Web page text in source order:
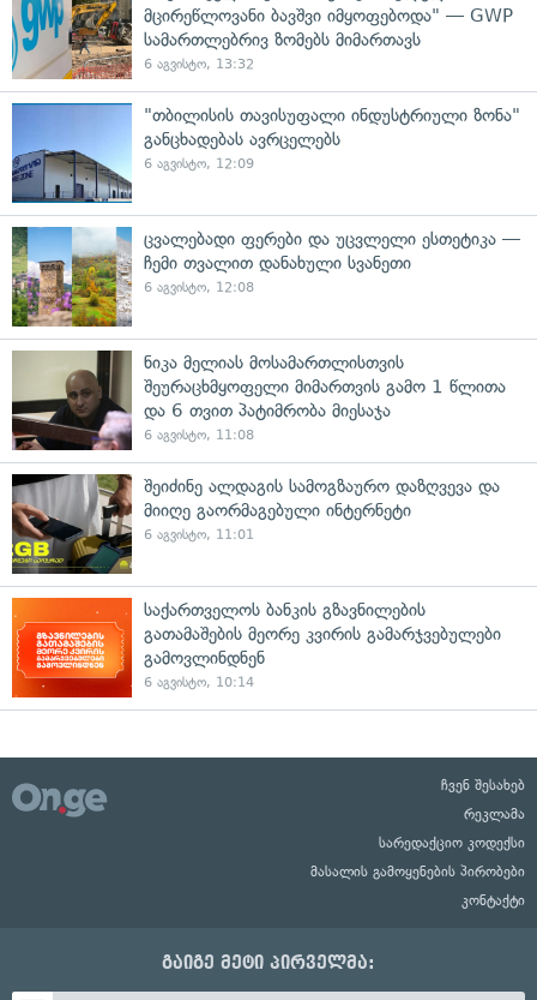
მცირეწლოვანი ბავშვი იმყოფებოდა" — GWP
სამართლებრივ ზომებს მიმართავს
6 აგვისტო, 13:32
"თბილისის თავისუფალი ინდუსტრიული ზონა"
განცხადებას ავრცელებს
6 აგვისტო, 12:09
ცვალებადი ფერები და უცვლელი ესთეტიკა —
ჩემი თვალით დანახული სვანეთი
6 აგვისტო, 12:08
ნიკა მელიას მოსამართლისთვის
შეურაცხმყოფელი მიმართვის გამო 1 წლითა
და 6 თვით პატიმრობა მიესაჯა
6 აგვისტო, 11:08
შეიძინე ალდაგის სამოგზაურო დაზღვევა და
მიიღე გაორმაგებული ინტერნეტი
6 აგვისტო, 11:01
საქართველოს ბანკის გზავნილების
გათამაშების მეორე კვირის გამარჯვებულები
გამოვლინდნენ
6 აგვისტო, 10:14
ჩვენ შესახებ
რეკლამა
სარედაქციო კოდექსი
მასალის გამოყენების პირობები
კონტაქტი
გაიგე მეტი პირველმა: